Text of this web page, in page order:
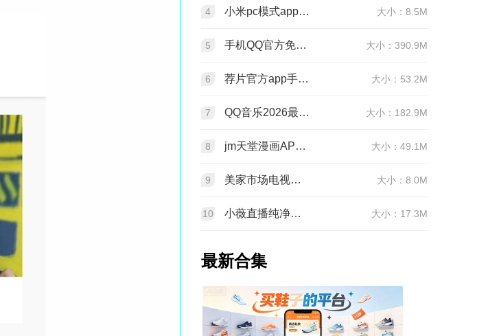
4 小米pc模式app安装包(小米pc模式beta版)v12.1.208.5平板版 大小：8.5M
5 手机QQ官方免费最新版v9.3.30 官方正版 大小：390.9M
6 荐片官方app手机最新版v4.2.5安卓版 大小：53.2M
7 QQ音乐2026最新版app20.6.5.8 官方安卓版 大小：182.9M
8 jm天堂漫画APP安装包v2.0.30安卓最新版 大小：49.1M
9 美家市场电视版安装包v3.3.1安卓TV版 大小：8.0M
10 小薇直播纯净版tv版安装包v2.7.0.6足道纯净版 大小：17.3M
最新合集